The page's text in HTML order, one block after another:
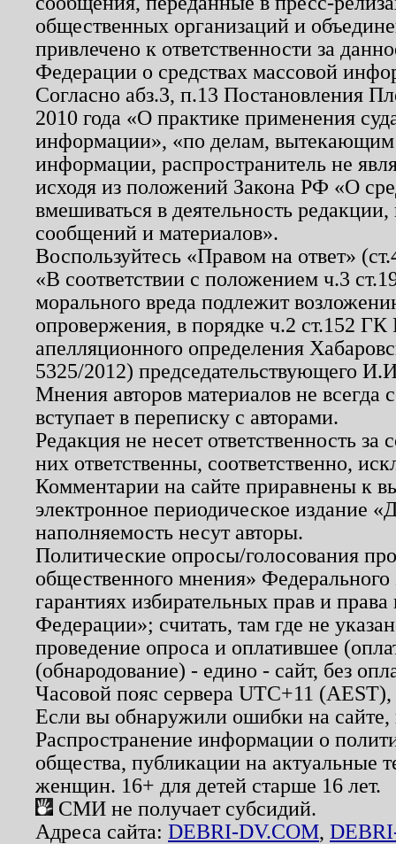
общественных организаций и
привлечено к ответственности за
Федерации о средствах массовой
Согласно абз.3, п.13 Постановления
2010 года «О практике применения
информации», «по делам, вытекающим
информации, распространитель не
исходя из положений Закона РФ «О
вмешиваться в деятельность
сообщений и материалов».
Воспользуйтесь «Правом на ответ»
«В соответствии с положением ч.3
морального вреда подлежит
опровержения, в порядке ч.2 ст.152
апелляционного определения
5325/2012) председательствующего
Мнения авторов материалов не
вступает в переписку с авторами.
Редакция не несет ответственность
них ответственны, соответственно,
Комментарии на сайте приравнены к
электронное периодическое издание
наполняемость несут авторы.
Политические опросы/голосования
общественного мнения»
гарантиях избирательных прав и
Федерации»; считать, там где не
проведение опроса и оплатившее
(обнародование) - едино - сайт, без
Часовой пояс сервера UTC+11
Если вы обнаружили ошибки на
Распространение информации о
общества, публикации на актуальные
женщин. 16+ для детей старше 16 лет.
СМИ не получает субсидий.
Адреса сайта: DEBRI-DV.COM,